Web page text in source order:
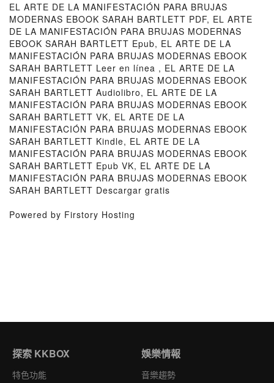
EL ARTE DE LA MANIFESTACIÓN PARA BRUJAS
MODERNAS EBOOK SARAH BARTLETT PDF, EL ARTE
DE LA MANIFESTACIÓN PARA BRUJAS MODERNAS
EBOOK SARAH BARTLETT Epub, EL ARTE DE LA
MANIFESTACIÓN PARA BRUJAS MODERNAS EBOOK
SARAH BARTLETT Leer en línea , EL ARTE DE LA
MANIFESTACIÓN PARA BRUJAS MODERNAS EBOOK
SARAH BARTLETT Audiolibro, EL ARTE DE LA
MANIFESTACIÓN PARA BRUJAS MODERNAS EBOOK
SARAH BARTLETT VK, EL ARTE DE LA
MANIFESTACIÓN PARA BRUJAS MODERNAS EBOOK
SARAH BARTLETT Kindle, EL ARTE DE LA
MANIFESTACIÓN PARA BRUJAS MODERNAS EBOOK
SARAH BARTLETT Epub VK, EL ARTE DE LA
MANIFESTACIÓN PARA BRUJAS MODERNAS EBOOK
SARAH BARTLETT Descargar gratis
Powered by Firstory Hosting
探索 KKBOX
特色功能
娛樂情報
音樂趨勢